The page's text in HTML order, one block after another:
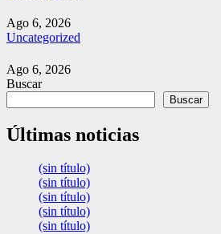
Ago 6, 2026
Uncategorized
Ago 6, 2026
Buscar
Buscar
Últimas noticias
(sin título)
(sin título)
(sin título)
(sin título)
(sin título)